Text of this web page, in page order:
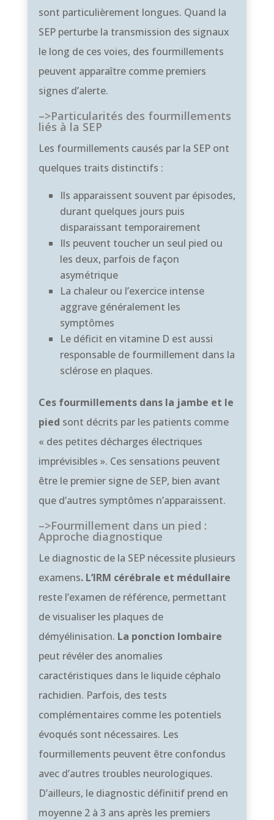
sont particulièrement longues. Quand la
SEP perturbe la transmission des signaux
le long de ces voies, des fourmillements
peuvent apparaître comme premiers
signes d’alerte.
–>Particularités des fourmillements
liés à la SEP
Les fourmillements causés par la SEP ont
quelques traits distinctifs :
Ils apparaissent souvent par épisodes,
durant quelques jours puis
disparaissant temporairement
Ils peuvent toucher un seul pied ou
les deux, parfois de façon
asymétrique
La chaleur ou l’exercice intense
aggrave généralement les
symptômes
Le déficit en vitamine D est aussi
responsable de fourmillement dans la
sclérose en plaques.
Ces fourmillements dans la jambe et le
pied sont décrits par les patients comme
« des petites décharges électriques
imprévisibles ». Ces sensations peuvent
être le premier signe de SEP, bien avant
que d’autres symptômes n’apparaissent.
–>Fourmillement dans un pied :
Approche diagnostique
Le diagnostic de la SEP nécessite plusieurs
examens. L’IRM cérébrale et médullaire
reste l’examen de référence, permettant
de visualiser les plaques de
démyélinisation. La ponction lombaire
peut révéler des anomalies
caractéristiques dans le liquide céphalo
rachidien. Parfois, des tests
complémentaires comme les potentiels
évoqués sont nécessaires. Les
fourmillements peuvent être confondus
avec d’autres troubles neurologiques.
D’ailleurs, le diagnostic définitif prend en
moyenne 2 à 3 ans après les premiers